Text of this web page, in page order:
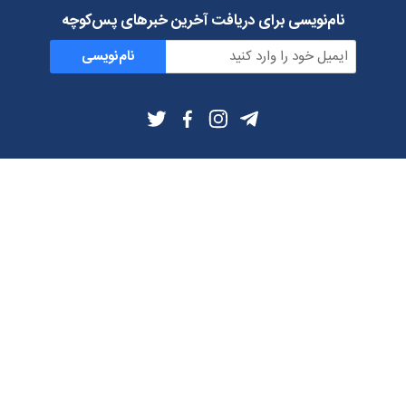
نام‌نویسی برای دریافت آخرین خبرهای پس‌کوچه
نام‌نویسی